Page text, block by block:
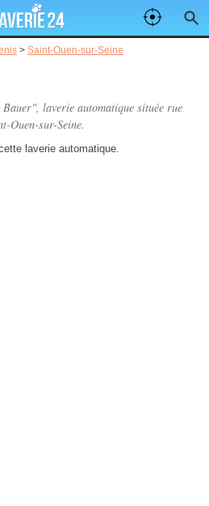
> Saint-Ouen-sur-Seine
laverie automatique située rue
Ouen-sur-Seine.
laverie automatique.